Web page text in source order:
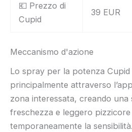
💶 Prezzo di
Cupid
39 EUR
Meccanismo d'azione
Lo spray per la potenza Cupid
principalmente attraverso
zona interessata, creando una
freschezza e leggero
temporaneamente la